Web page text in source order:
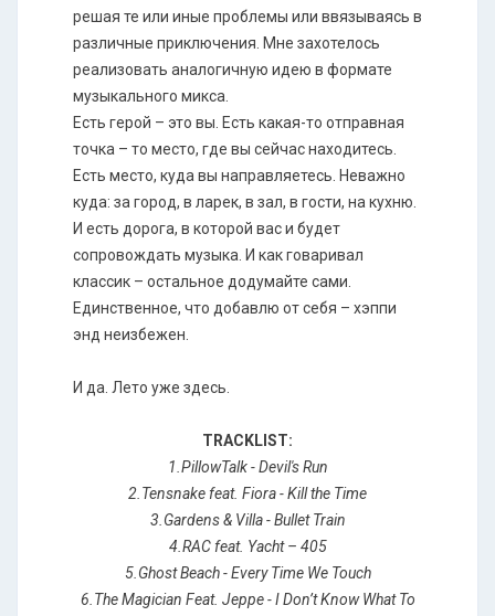
решая те или иные проблемы или ввязываясь в
различные приключения. Мне захотелось
реализовать аналогичную идею в формате
музыкального микса.
Есть герой – это вы. Есть какая-то отправная
точка – то место, где вы сейчас находитесь.
Есть место, куда вы направляетесь. Неважно
куда: за город, в ларек, в зал, в гости, на кухню.
И есть дорога, в которой вас и будет
сопровождать музыка. И как говаривал
классик – остальное додумайте сами.
Единственное, что добавлю от себя – хэппи
энд неизбежен.
И да. Лето уже здесь.
TRACKLIST:
1.PillowTalk - Devil's Run
2.Tensnake feat. Fiora - Kill the Time
3.Gardens & Villa - Bullet Train
4.RAC feat. Yacht – 405
5.Ghost Beach - Every Time We Touch
6.The Magician Feat. Jeppe - I Don’t Know What To